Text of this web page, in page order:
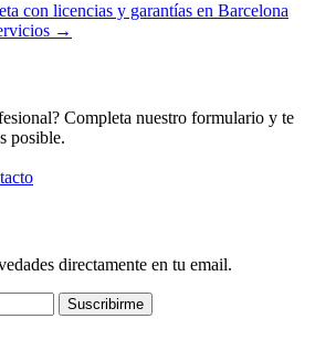
con licencias y garantías en Barcelona
→
Completa nuestro formulario y te
posible.
directamente en tu email.
Suscribirme